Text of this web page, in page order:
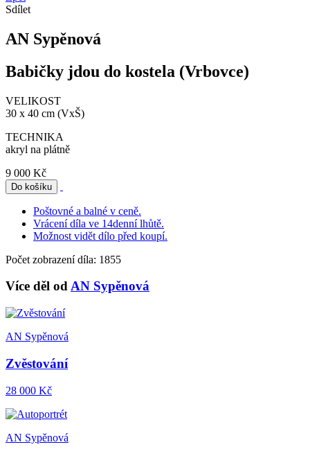
Sdílet
AN Sypěnová
Babičky jdou do kostela (Vrbovce)
VELIKOST
30 x 40 cm (VxŠ)
TECHNIKA
akryl na plátně
9 000 Kč
Poštovné a balné v ceně.
Vrácení díla ve 14denní lhůtě.
Možnost vidět dílo před koupí.
Počet zobrazení díla: 1855
Více děl odAN Sypěnová
AN Sypěnová
Zvěstování
28 000 Kč
AN Sypěnová